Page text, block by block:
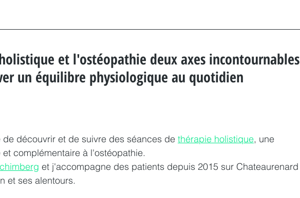
et l'ostéopathie deux axes incontournables
un équilibre physiologique au quotidien
découvrir et de suivre des séances de thérapie holistique, une
complémentaire à l'ostéopathie.
et j'accompagne des patients depuis 2015 sur Chateaurenard
et ses alentours.